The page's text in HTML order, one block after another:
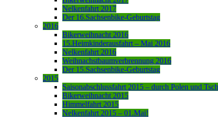
Nelkenfahrt 2017
Der 16.Sachsenbike-Geburtstag
2016
Bikerweihnacht 2016
15.Heimkinderausfahrt – Mai 2016
Nelkenfahrt 2016
Weihnachstbaumverbrennung 2016
Der 15.Sachsenbike-Geburtstag
2015
Saisonabschlussfahrt 2015 – durch Polen und
Bikerweihnacht 2015
Himmelfahrt 2015
Nelkenfahrt 2015 – 01.Mai!